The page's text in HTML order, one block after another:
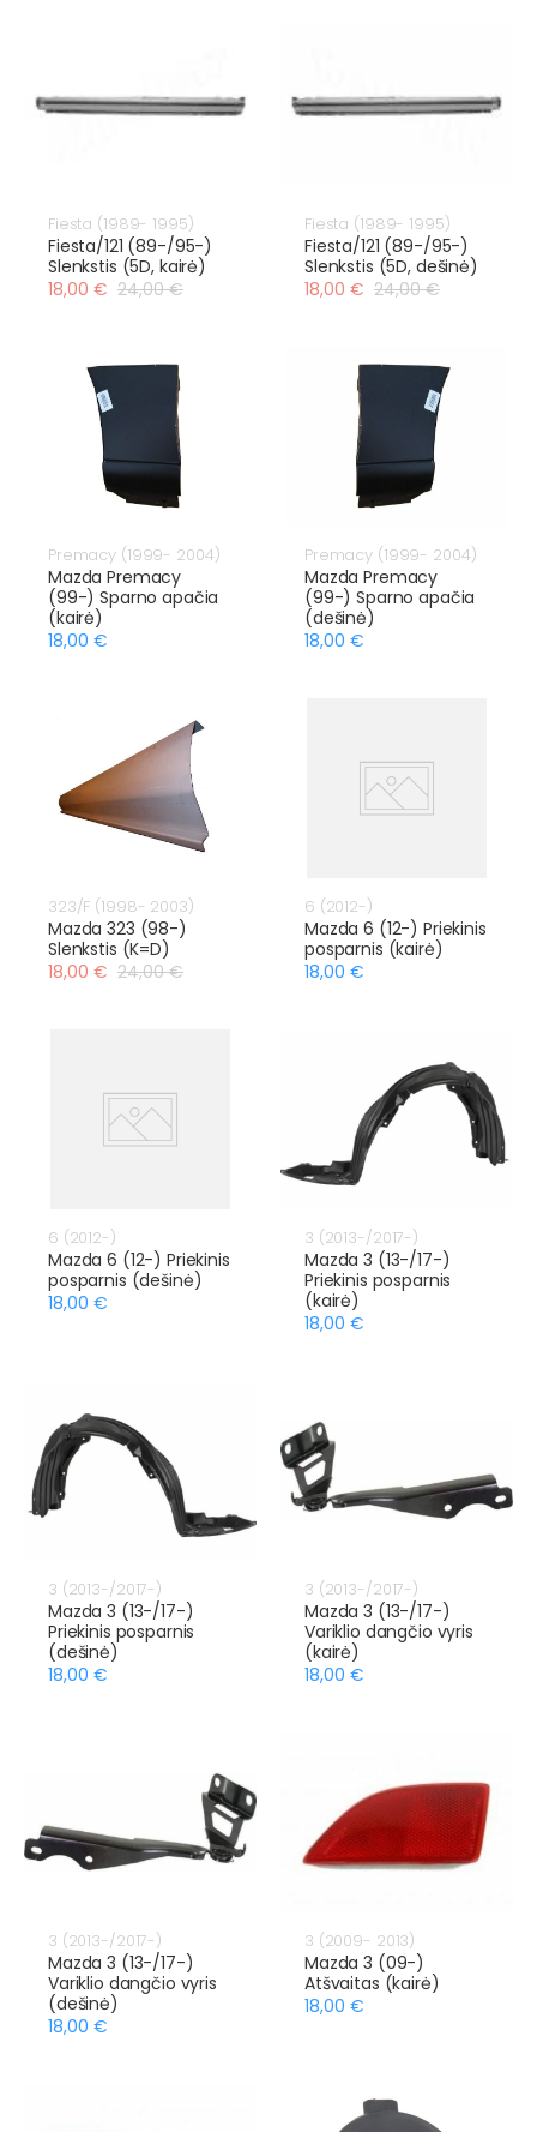
Fiesta (1989- 1995)
Fiesta/121 (89-/95-)
Slenkstis (5D, kairė)
18,00 € 24,00 €
Fiesta (1989- 1995)
Fiesta/121 (89-/95-)
Slenkstis (5D, dešinė)
18,00 € 24,00 €
Premacy (1999- 2004)
Mazda Premacy
(99-) Sparno apačia
(kairė)
18,00 €
Premacy (1999- 2004)
Mazda Premacy
(99-) Sparno apačia
(dešinė)
18,00 €
323/F (1998- 2003)
Mazda 323 (98-)
Slenkstis (K=D)
18,00 € 24,00 €
6 (2012-)
Mazda 6 (12-) Priekinis
posparnis (kairė)
18,00 €
6 (2012-)
Mazda 6 (12-) Priekinis
posparnis (dešinė)
18,00 €
3 (2013-/2017-)
Mazda 3 (13-/17-)
Priekinis posparnis
(kairė)
18,00 €
3 (2013-/2017-)
Mazda 3 (13-/17-)
Priekinis posparnis
(dešinė)
18,00 €
3 (2013-/2017-)
Mazda 3 (13-/17-)
Variklio dangčio vyris
(kairė)
18,00 €
3 (2013-/2017-)
Mazda 3 (13-/17-)
Variklio dangčio vyris
(dešinė)
18,00 €
3 (2009- 2013)
Mazda 3 (09-)
Atšvaitas (kairė)
18,00 €